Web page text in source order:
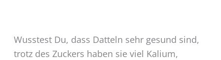
Wusstest Du, dass Datteln sehr gesund sind,
trotz des Zuckers haben sie viel Kalium,